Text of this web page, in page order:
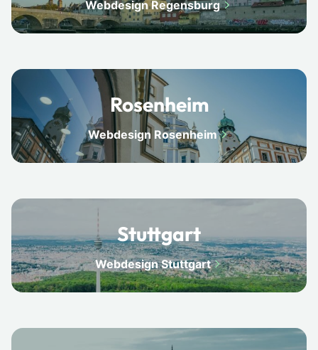
Webdesign Regensburg
Rosenheim
Webdesign Rosenheim
Stuttgart
Webdesign Stuttgart